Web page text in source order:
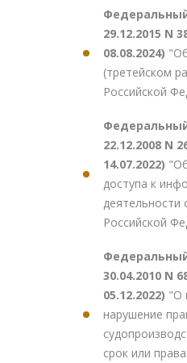
29.12.2015 N
08.08.2024)
(третейском
Российской
22.12.2008 N
14.07.2022)
доступа к
деятельности
Российской
30.04.2010 N
05.12.2022) "О
нарушение
срок или